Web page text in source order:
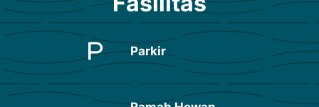
Parkir